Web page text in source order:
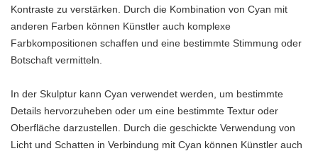
Kontraste zu verstärken. Durch die Kombination von Cyan mit
anderen Farben können Künstler auch komplexe
Farbkompositionen schaffen und eine bestimmte Stimmung oder
Botschaft vermitteln.
In der Skulptur kann Cyan verwendet werden, um bestimmte
Details hervorzuheben oder um eine bestimmte Textur oder
Oberfläche darzustellen. Durch die geschickte Verwendung von
Licht und Schatten in Verbindung mit Cyan können Künstler auch